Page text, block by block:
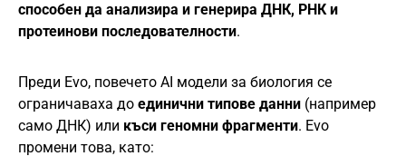
способен да анализира и генерира ДНК, РНК и
протеинови последователности.
Преди Evo, повечето AI модели за биология се
ограничаваха до единични типове данни (например
само ДНК) или къси геномни фрагменти. Evo
промени това, като: